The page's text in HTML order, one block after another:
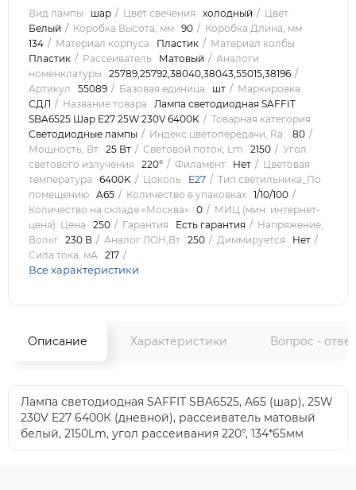
Вид лампы шар Цвет свечения холодный
Цвет
Белый
Коробка Высота, мм 90
Коробка Длина, мм
134
Материал корпуса Пластик
Материал колбы
Пластик
Рассеиватель Матовый
Аналоги
номенклатуры
25789,25792,38040,38043,55015,38196
Артикул
55089 Базовая единица шт
Маркировка
СДЛ
Название товара
Лампа светодиодная SAFFIT
SBA6525 Шар E27 25W 230V 6400K
Товарная категория
Светодиодные лампы
Индекс цветопередачи, Ra:
80
Мощность, Вт 25 Вт Световой поток, Lm 2150
Угол
светового излучения
220° Филамент Нет
Цветовая
температура
6400K Цоколь E27
Тип светильника_По
помещению A65 Количество в упаковках 1/10/100
Количество на складе «Москва»
0
МИЦ (мин. интернет-
цена): Цена
250 Гарантия Есть гарантия
Напряжение,
Вольт 230 В Аналог ЛОН,Вт 250 Диммируется
Нет
Сила тока, мА 217
Все характеристики
Описание Характеристики Вопрос -
Лампа светодиодная SAFFIT SBA6525, A65 (шар), 25W
230V E27 6400К (дневной), рассеиватель матовый
белый, 2150Lm, угол рассеивания 220°, 134*65мм